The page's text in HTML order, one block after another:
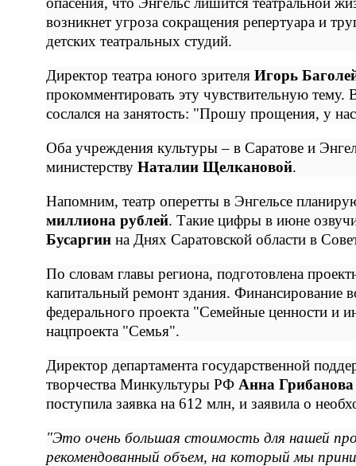
возникнет угроза сокращения репертуара и
детских театральных студий.
Директор театра юного зрителя Игорь
прокомментировать эту чувствительную тему.
сослался на занятость: "Прошу прощения, у нас
Оба учреждения культуры – в Саратове и
министерству Наталии Щелкановой.
Напомним, театр оперетты в Энгельсе
миллиона рублей. Такие цифры в июне
Бусаргин на Днях Саратовской области в
По словам главы региона, подготовлена
капитальный ремонт здания. Финансирование
федерального проекта "Семейные ценности и
нацпроекта "Семья".
Директор департамента государственной
творчества Минкультуры РФ Анна Грибанова
поступила заявка на 612 млн, и заявила о
"Это очень большая стоимость для нашей
рекомендованный объем, на который мы